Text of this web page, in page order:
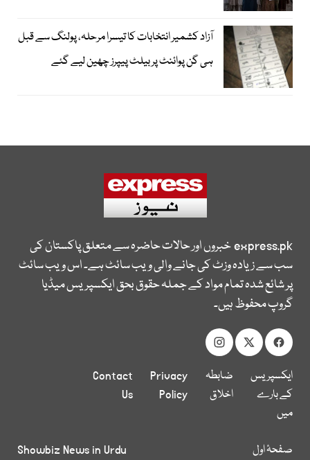
آزاد کشمیر انتخابات کا تیسرا مرحلہ، پولنگ سے قبل
ہی گن پوائنٹ پر بیلٹ پیپرز چھین لیے گئے
express.pkخبروں اور حالات حاضرہ سے متعلق پاکستان کی
سب سے زیادہ وزٹ کی جانے والی ویب سائٹ ہے۔ اس ویب سائٹ
پر شائع شدہ تمام مواد کے جملہ حقوق بحق ایکسپریس میڈیا
گروپ محفوظ ہیں۔
ایکسپریس
کے بارے
میں
ضابطہ
اخلاق
Privacy
Policy
Contact
Us
صفحۂ اول
Showbiz News in Urdu